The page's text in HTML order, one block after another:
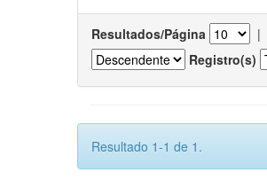
Resultados/Página |
Registro(s)
Resultado 1-1 de 1.